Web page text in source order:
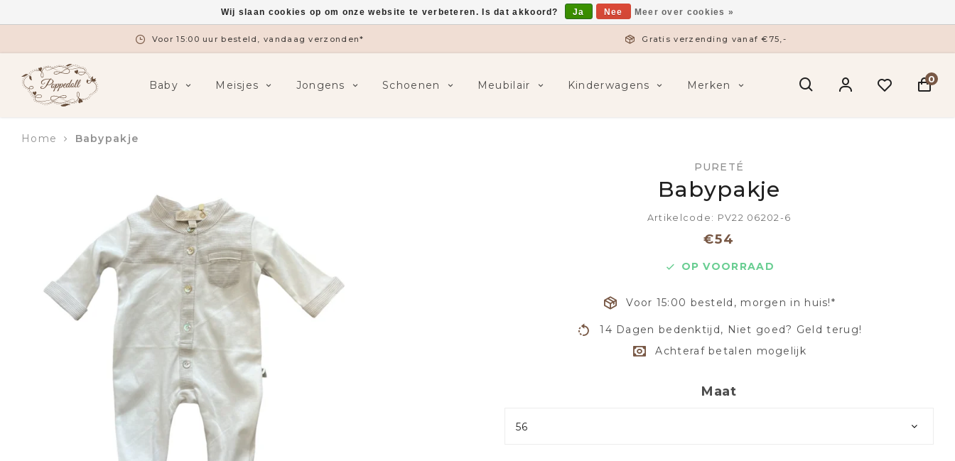
Voor 15:00 uur besteld, vandaag verzonden* Gratis verzending vanaf €75,-
Baby Meisjes Jongens Schoenen Meubilair Kinderwagens Merken 0
Home Babypakje
PURETÉ
Babypakje
Artikelcode: PV22 06202-6
€54
OP VOORRAAD
Voor 15:00 besteld, morgen in huis!*
14 Dagen bedenktijd, Niet goed? Geld terug!
Achteraf betalen mogelijk
Maat
56
Wij slaan cookies op om onze website te verbeteren. Is dat akkoord? Ja Nee Meer over cookies »